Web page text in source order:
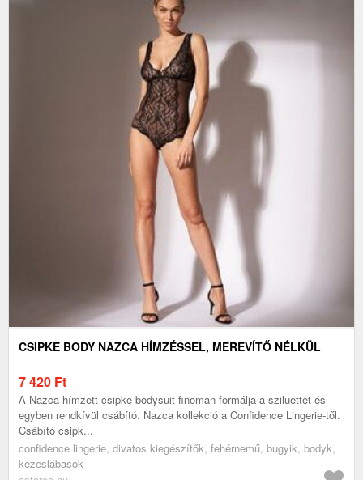
CSIPKE BODY NAZCA HÍMZÉSSEL, MEREVÍTŐ NÉLKÜL
7 420 Ft
A Nazca hímzett csipke bodysuit finoman formálja a sziluettet és
egyben rendkívül csábító. Nazca kollekció a Confidence Lingerie-től.
Csábító csipk...
confidence lingerie, divatos kiegészítők, fehérnemű, bugyik, bodyk,
kezeslábasok